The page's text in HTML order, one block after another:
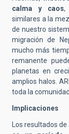
calma y caos,
similares a la
de nuestro
migración de
mucho más
remanente
planetas en
amplios halos.
toda la comunidad.
Implicaciones
Los resultados